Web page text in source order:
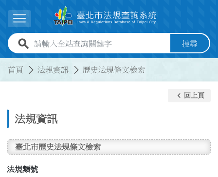
展開選單
全站查詢關鍵字欄位 搜尋
首頁 法規資訊 歷史法規條文檢索
法規資訊
keyboard_arrow_left 回上頁
臺北市歷史法規條文檢索
法規類號